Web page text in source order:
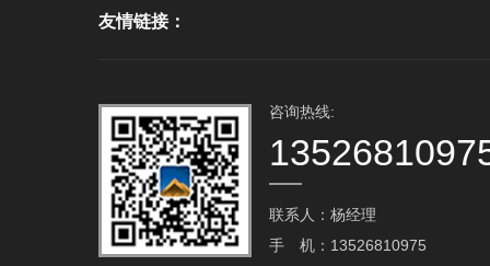
友情链接：
咨询热线:
联系人：杨经理
手 机：13526810975